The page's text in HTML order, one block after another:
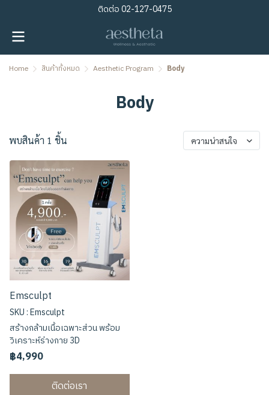
ติดต่อ02-127-0475
Home สินค้าทั้งหมด Aesthetic Program Body
Body
พบสินค้า 1 ชิ้น ความน่าสนใจ
Emsculpt
SKU : Emsculpt
สร้างกล้ามเนื้อเฉพาะส่วน พร้อม
วิเคราะห์ร่างกาย 3D
฿4,990
ติดต่อเรา